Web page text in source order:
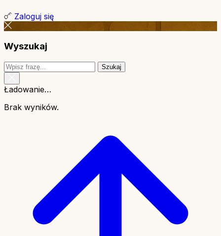
Zaloguj się
Wyszukaj
Szukaj
Ładowanie…
Brak wyników.